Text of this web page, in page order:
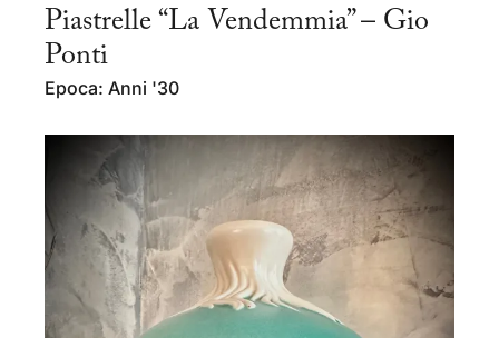
Piastrelle “La Vendemmia” – Gio
Ponti
Epoca: Anni '30